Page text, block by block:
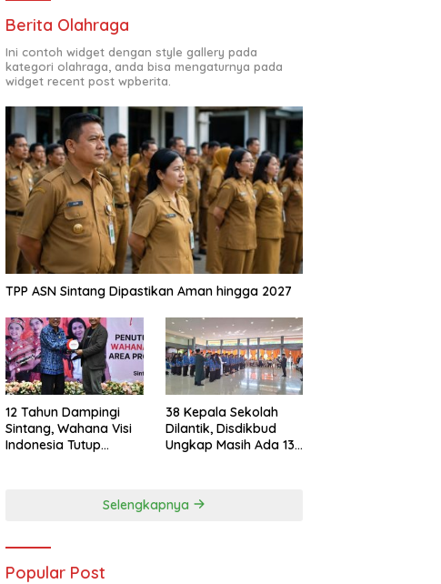
Berita Olahraga
Ini contoh widget dengan style gallery pada
kategori olahraga, anda bisa mengaturnya pada
widget recent post wpberita.
TPP ASN Sintang Dipastikan Aman hingga 2027
12 Tahun Dampingi
Sintang, Wahana Visi
Indonesia Tutup
38 Kepala Sekolah
Dilantik, Disdikbud
Ungkap Masih Ada 133
Selengkapnya
Popular Post